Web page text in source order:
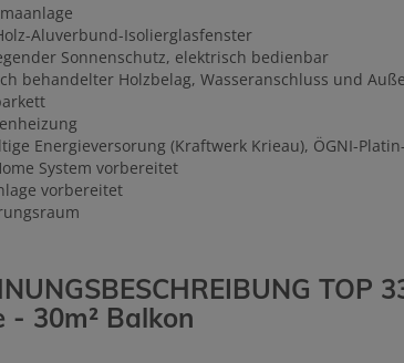
Aluverbund-Isolierglasfenster
Sonnenschutz, elektrisch bedienbar
behandelter Holzbelag, Wasseranschluss und
Energieversorung (Kraftwerk Krieau), ÖGNI-
System vorbereitet
vorbereitet
TOP
- 30m² Balkon